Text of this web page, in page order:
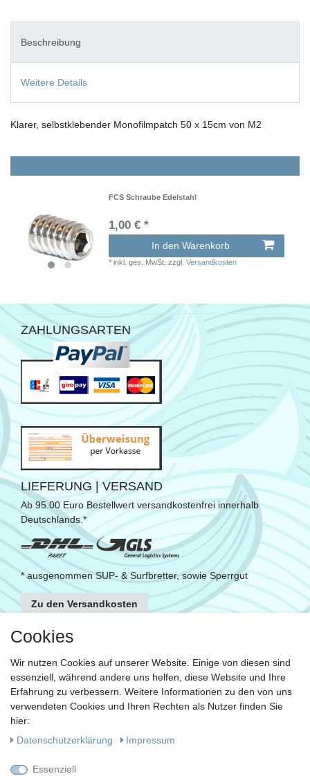
Beschreibung
Weitere Details
Klarer, selbstklebender Monofilmpatch 50 x 15cm von M2
FCS Schraube Edelstahl
1,00 € *
In den Warenkorb
*inkl. ges. MwSt. zzgl.Versandkosten
ZAHLUNGSARTEN
LIEFERUNG | VERSAND
Ab 95.00 Euro Bestellwert versandkostenfrei innerhalb
Deutschlands.*
* ausgenommen SUP- & Surfbretter, sowie Sperrgut
Zu den Versandkosten
FOLGE UNS
KONTAKT
Fragen?
Ruf uns an, mein Team und ich helfen Dir gerne.
Cookies
Wir nutzen Cookies auf unserer Website. Einige von diesen sind
essenziell, während andere uns helfen, diese Website und Ihre
Erfahrung zu verbessern. Weitere Informationen zu den von uns
verwendeten Cookies und Ihren Rechten als Nutzer finden Sie
hier:
Daten­schutz­erklärung
Impressum
Essenziell